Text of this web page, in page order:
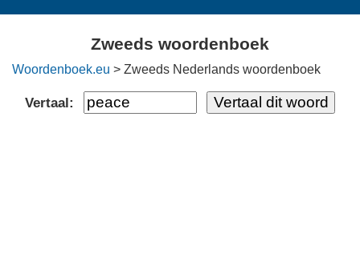
Zweeds woordenboek
Woordenboek.eu > Zweeds Nederlands woordenboek
Vertaal: